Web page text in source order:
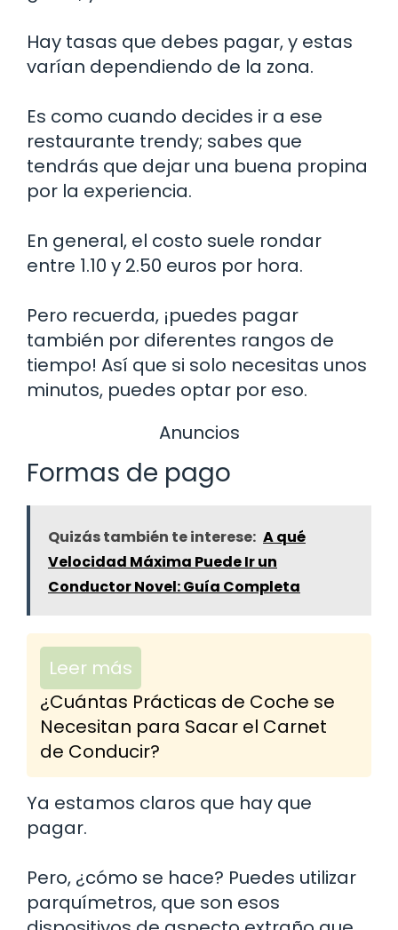
Hay tasas que debes pagar, y estas
varían dependiendo de la zona.
Es como cuando decides ir a ese
restaurante trendy; sabes que
tendrás que dejar una buena propina
por la experiencia.
En general, el costo suele rondar
entre 1.10 y 2.50 euros por hora.
Pero recuerda, ¡puedes pagar
también por diferentes rangos de
tiempo! Así que si solo necesitas unos
minutos, puedes optar por eso.
Anuncios
Formas de pago
Quizás también te interese: A qué
Velocidad Máxima Puede Ir un
Conductor Novel: Guía Completa
Leer más
¿Cuántas Prácticas de Coche se
Necesitan para Sacar el Carnet
de Conducir?
Ya estamos claros que hay que
pagar.
Pero, ¿cómo se hace? Puedes utilizar
parquímetros, que son esos